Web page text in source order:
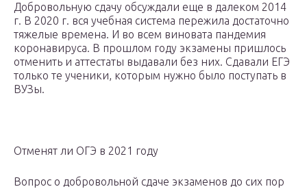
Добровольную сдачу обсуждали еще в далеком 2014
г. В 2020 г. вся учебная система пережила достаточно
тяжелые времена. И во всем виновата пандемия
коронавируса. В прошлом году экзамены пришлось
отменить и аттестаты выдавали без них. Сдавали ЕГЭ
только те ученики, которым нужно было поступать в
ВУЗы.
Отменят ли ОГЭ в 2021 году
Вопрос о добровольной сдаче экзаменов до сих пор